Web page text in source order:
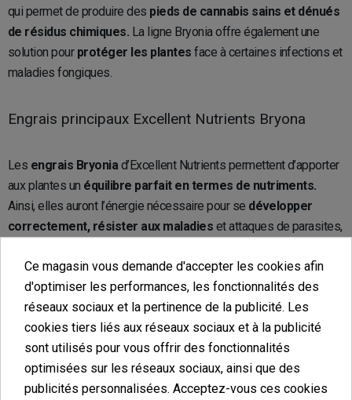
qui permet de produire des pieds de cannabis sains et dénués
de résidus chimiques. La ligne Bryonia offre également une
solution pour protéger les plantes face à certaines infections et
maladies fongiques.
Engrais principaux Excellent Nutrients Bryona
Les engrais Bryonia d’Excellent Nutrients permettent d’apporter
aux plantes un équilibre parfait en termes de nutriments.
Ainsi, elles auront l’énergie nécessaire pour se développer
correctement, résister aux maladies et attaques de parasites,
d’efforts.
Nix Bryonia
mono-engraiscontient untaux incroyable d’azote : 32 % !
permettra decorriger les carences,d’améliorer la vie
microbienne du sol, derenforcer la croissance des plantes et
Ce magasin vous demande d'accepter les cookies afin
d'optimiser les performances, les fonctionnalités des
réseaux sociaux et la pertinence de la publicité. Les
cookies tiers liés aux réseaux sociaux et à la publicité
sont utilisés pour vous offrir des fonctionnalités
optimisées sur les réseaux sociaux, ainsi que des
publicités personnalisées. Acceptez-vous ces cookies